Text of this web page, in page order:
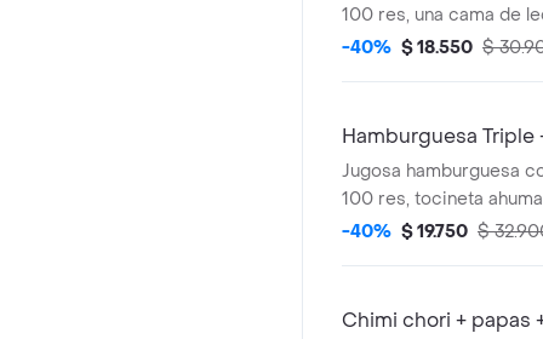
100 res, una cama de
cebolla caramelizada,
y coca cola.
-40% $ 18.550 $
Hamburguesa Triple
Jugosa hamburguesa
100 res, tocineta
mozzarella, salsa de
acompañada de papas
-40% $ 19.750 $
Chimi chori + papas